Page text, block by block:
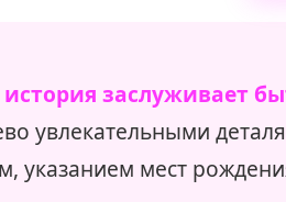
заслуживает
увлекательными
указанием мест